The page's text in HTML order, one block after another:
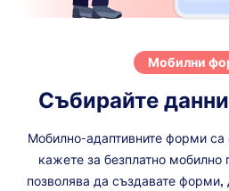
Мобилни
Събирайте
Мобилно-адаптивните форми са
кажете за безплатно
позволява да създавате